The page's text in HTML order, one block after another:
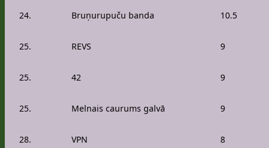
24. Bruņurupuču banda 10.5
25. REVS 9
25. 42 9
25. Melnais caurums galvā 9
28. VPN 8